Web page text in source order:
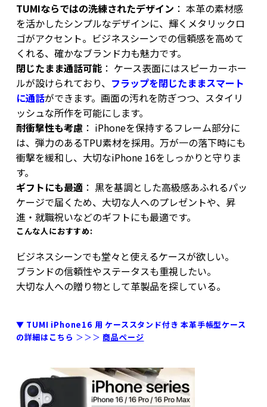
TUMIならではの洗練されたデザイン ： 本革の素材感
を活かしたシンプルなデザインに、輝くメタリックロ
ゴがアクセント。ビジネスシーンでの信頼感を高めて
くれる、確かなブランド力も魅力です。
閉じたまま通話可能： ケース表面にはスピーカーホー
ルが設けられており、 フラップを閉じたままスマート
に通話ができます。画面の汚れを防ぎつつ、スタイリ
ッシュな所作を可能にします。
耐衝撃性も考慮 ： iPhoneを保持するフレーム部分に
は、弾力のあるTPU素材を採用。万が一の落下時にも
衝撃を緩和し、大切なiPhone 16をしっかりと守りま
す。
ギフトにも最適： 黒を基調とした高級感あふれるパッ
ケージで届くため、大切な人へのプレゼントや、昇
進・就職祝いなどのギフトにも最適です。
こんな人におすすめ:
ビジネスシーンでも堂々と使えるケースが欲しい。
ブランドの信頼性やステータスも重視したい。
大切な人への贈り物として革製品を探している。
▼ TUMI iPhone16 用 ケーススタンド付き 本革手帳型ケース
の詳細はこちら ＞＞＞商品ページ